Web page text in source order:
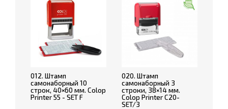
012. Штамп
самонаборный 10
строк, 40×60 мм. Colop
Printer 55 - SET F
020. Штамп
самонаборный 3
строки, 38×14 мм.
Colop Printer C20-
SET/3